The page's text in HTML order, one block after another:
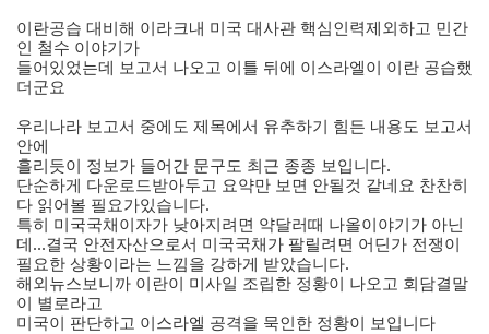
이란공습 대비해 이라크내 미국 대사관 핵심인력제외하고 민간
인 철수 이야기가
들어있었는데 보고서 나오고 이틀 뒤에 이스라엘이 이란 공습했
더군요
우리나라 보고서 중에도 제목에서 유추하기 힘든 내용도 보고서
안에
흘리듯이 정보가 들어간 문구도 최근 종종 보입니다.
단순하게 다운로드받아두고 요약만 보면 안될것 같네요 찬찬히
다 읽어볼 필요가있습니다.
특히 미국국채이자가 낮아지려면 약달러때 나올이야기가 아닌
데...결국 안전자산으로서 미국국채가 팔릴려면 어딘가 전쟁이
필요한 상황이라는 느낌을 강하게 받았습니다.
해외뉴스보니까 이란이 미사일 조립한 정황이 나오고 회담결말
이 별로라고
미국이 판단하고 이스라엘 공격을 묵인한 정황이 보입니다